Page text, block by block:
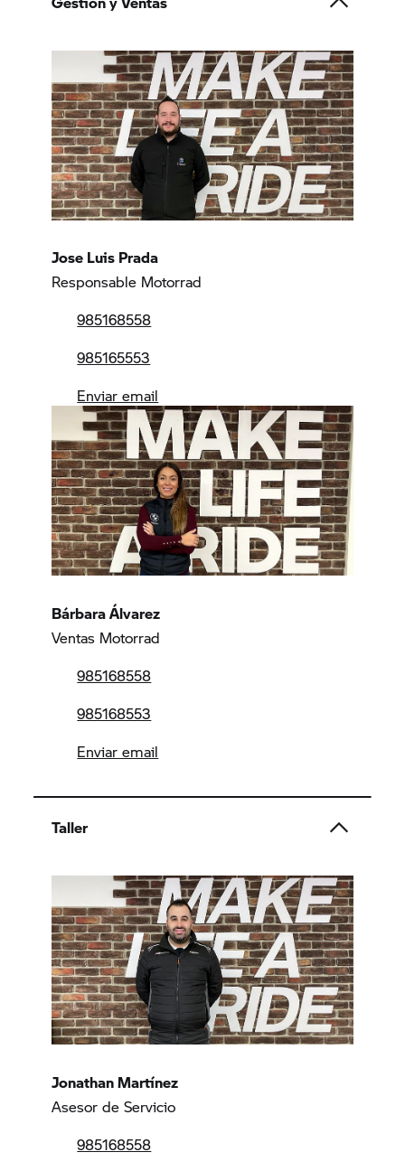
Jose Luis Prada
Responsable Motorrad
985168558
985165553
Enviar email
Bárbara Álvarez
Ventas Motorrad
985168558
985168553
Enviar email
Taller
Jonathan Martínez
Asesor de Servicio
985168558